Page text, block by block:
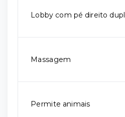
Lobby com pé direito dupl
Massagem
Permite animais